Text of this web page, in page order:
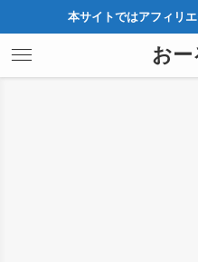
本サイトではアフィリ
おー